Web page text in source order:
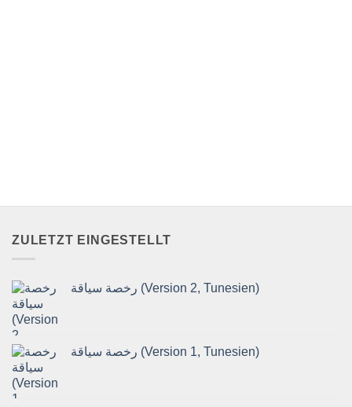
ZULETZT EINGESTELLT
رخصة سياقة (Version 2, Tunesien)
رخصة سياقة (Version 1, Tunesien)